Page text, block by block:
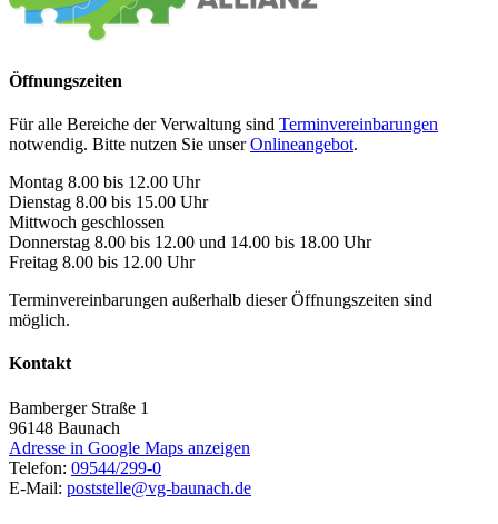
Öffnungszeiten
Für alle Bereiche der Verwaltung sind Terminvereinbarungen
notwendig. Bitte nutzen Sie unserOnlineangebot.
Montag 8.00 bis 12.00 Uhr
Dienstag 8.00 bis 15.00 Uhr
Mittwoch geschlossen
Donnerstag 8.00 bis 12.00 und 14.00 bis 18.00 Uhr
Freitag 8.00 bis 12.00 Uhr
Terminvereinbarungen außerhalb dieser Öffnungszeiten sind
möglich.
Kontakt
Bamberger Straße 1
96148 Baunach
Adresse in Google Maps anzeigen
Telefon: 09544/299-0
E-Mail: poststelle@vg-baunach.de